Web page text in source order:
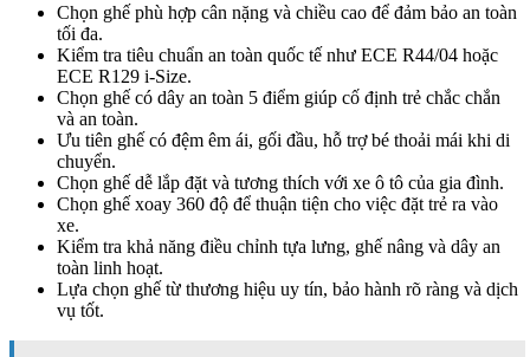
Chọn ghế phù hợp cân nặng và chiều cao để đảm bảo an toàn
tối đa.
Kiểm tra tiêu chuẩn an toàn quốc tế như ECE R44/04 hoặc
ECE R129 i-Size.
Chọn ghế có dây an toàn 5 điểm giúp cố định trẻ chắc chắn
và an toàn.
Ưu tiên ghế có đệm êm ái, gối đầu, hỗ trợ bé thoải mái khi di
chuyển.
Chọn ghế dễ lắp đặt và tương thích với xe ô tô của gia đình.
Chọn ghế xoay 360 độ để thuận tiện cho việc đặt trẻ ra vào
xe.
Kiểm tra khả năng điều chỉnh tựa lưng, ghế nâng và dây an
toàn linh hoạt.
Lựa chọn ghế từ thương hiệu uy tín, bảo hành rõ ràng và dịch
vụ tốt.